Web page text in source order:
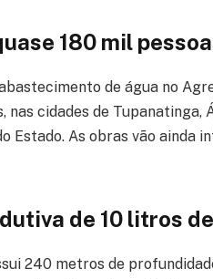
180 mil
de água no
nas cidades de Tupanatinga,
Estado. As obras vão ainda
de 10 litros
240 metros de